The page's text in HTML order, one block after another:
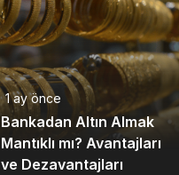
3.633,93 3.853,21
44,85 44,80
81,64 87,78
1 ay önce
Bankadan Altın Almak
Mantıklı mı? Avantajları
ve Dezavantajları